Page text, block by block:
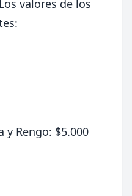
valores de los
y Rengo: $5.000